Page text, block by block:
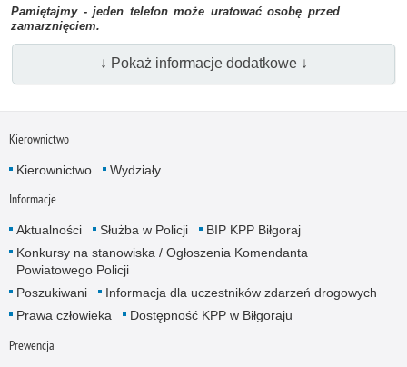
Pamiętajmy - jeden telefon może uratować osobę przed
zamarznięciem.
↓ Pokaż informacje dodatkowe ↓
Kierownictwo
Kierownictwo Wydziały
Informacje
Aktualności Służba w Policji
BIP KPP Biłgoraj
Konkursy na stanowiska / Ogłoszenia Komendanta
Powiatowego Policji
Poszukiwani
Informacja dla uczestników zdarzeń drogowych
Prawa człowieka
Dostępność KPP w Biłgoraju
Prewencja